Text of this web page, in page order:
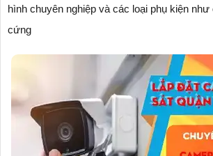
hình chuyên nghiệp và các loại phụ kiện như
cứng